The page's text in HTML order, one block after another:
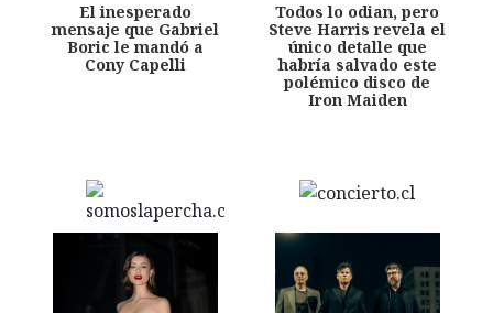
El inesperado
mensaje que Gabriel
Boric le mandó a
Cony Capelli
Todos lo odian, pero
Steve Harris revela el
único detalle que
habría salvado este
polémico disco de
Iron Maiden